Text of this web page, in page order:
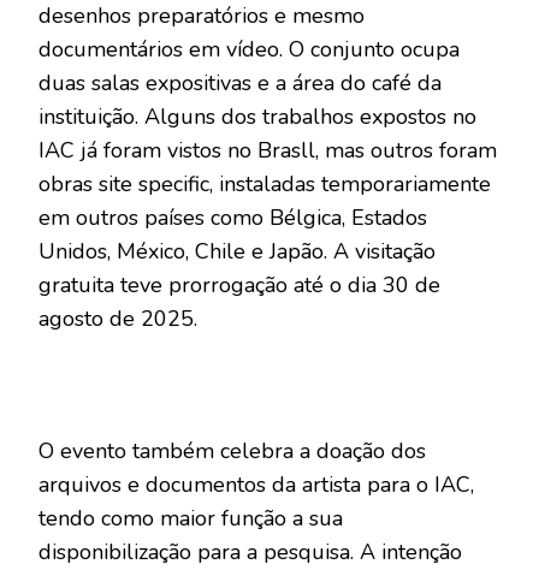
desenhos preparatórios e mesmo
documentários em vídeo. O conjunto ocupa
duas salas expositivas e a área do café da
instituição. Alguns dos trabalhos expostos no
IAC já foram vistos no Brasll, mas outros foram
obras site specific, instaladas temporariamente
em outros países como Bélgica, Estados
Unidos, México, Chile e Japão. A visitação
gratuita teve prorrogação até o dia 30 de
agosto de 2025.
O evento também celebra a doação dos
arquivos e documentos da artista para o IAC,
tendo como maior função a sua
disponibilização para a pesquisa. A intenção